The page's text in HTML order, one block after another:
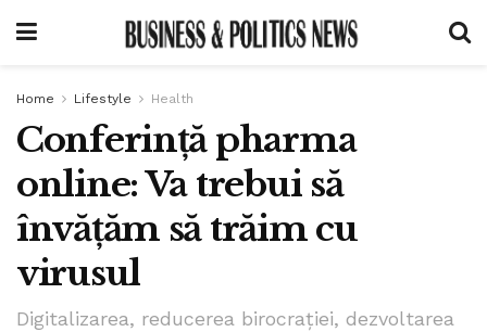
Home Lifestyle Health
Conferință pharma
online: Va trebui să
învățăm să trăim cu
virusul
Digitalizarea, reducerea birocraţiei, dezvoltarea